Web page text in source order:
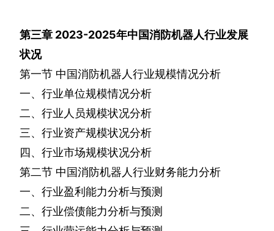
第三章 2023-2025年中国消防机器人行业发展
状况
第一节 中国消防机器人行业规模情况分析
一、行业单位规模情况分析
二、行业人员规模状况分析
三、行业资产规模状况分析
四、行业市场规模状况分析
第二节 中国消防机器人行业财务能力分析
一、行业盈利能力分析与预测
二、行业偿债能力分析与预测